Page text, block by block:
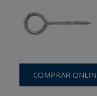
COMPRAR